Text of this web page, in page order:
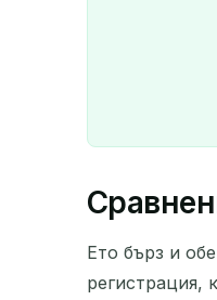
Ето бърз и
регистрация,